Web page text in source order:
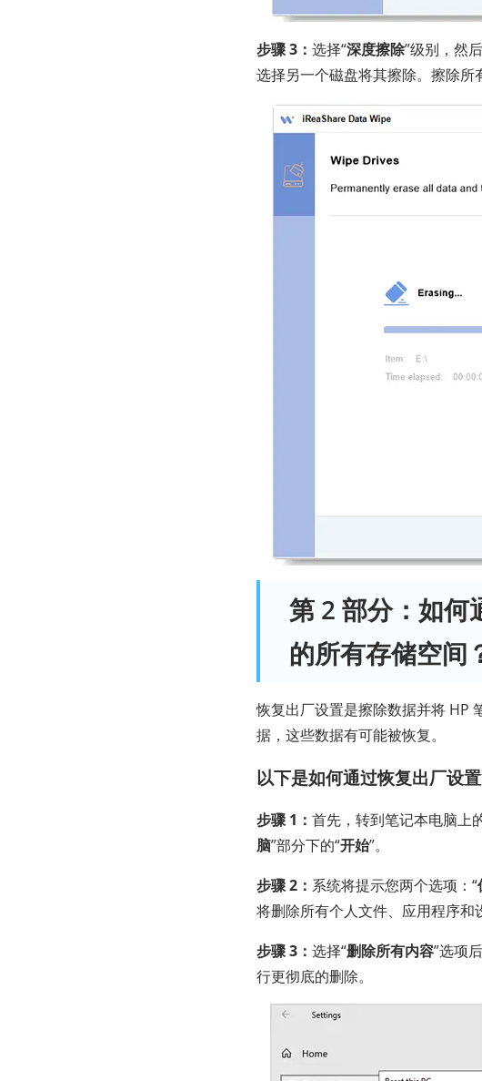
步骤 3： 选择“深度擦除”级别，然
选择另一个磁盘将其擦除。擦除所
第 2 部分：如何
的所有存储空间
恢复出厂设置是擦除数据并将 HP
据，这些数据有可能被恢复。
以下是如何通过恢复出厂设
步骤 1： 首先，转到笔记本电脑上
脑”部分下的“开始”。
步骤 2： 系统将提示您两个选项：“
将删除所有个人文件、应用程序和
步骤 3： 选择“删除所有内容”选项
行更彻底的删除。